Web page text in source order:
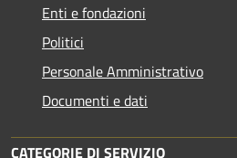
Enti e fondazioni
Politici
Personale Amministrativo
Documenti e dati
CATEGORIE DI SERVIZIO